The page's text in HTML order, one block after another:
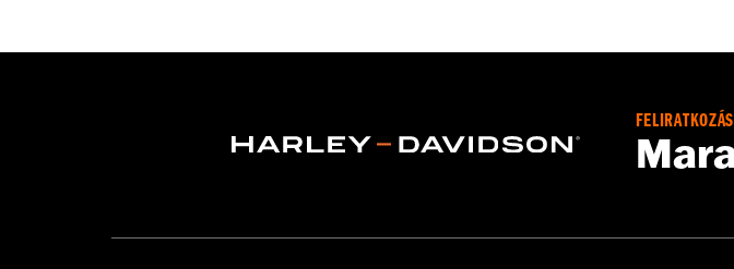
Installation Instructions
Derby Cover, hardware and installation instructions
WARRANTY:,,,,,,,,,,,,,,,,,,,,,,,,,,,,,,,,,,,,,,,,,,,,,,,,,,,,,,,,,,,,,,,,,
Removing and installing engine covers may require